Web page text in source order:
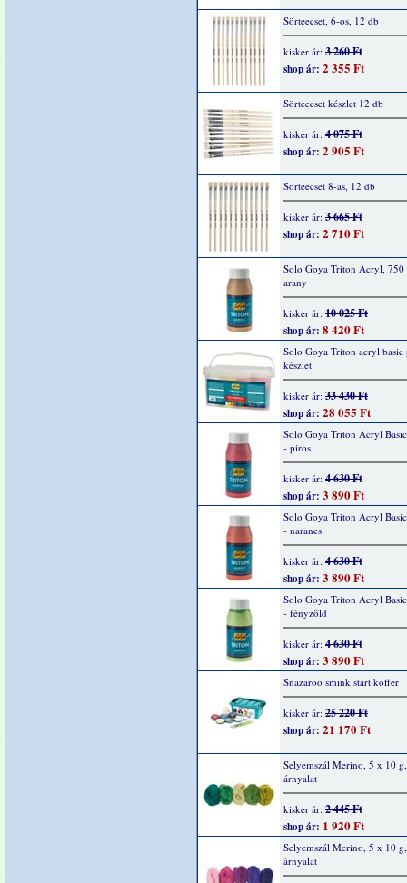
Sörteecset, 6-os, 12 db
kisker ár: 3 260 Ft
shop ár: 2 355 Ft
Sörteecset készlet 12 db
kisker ár: 4 075 Ft
shop ár: 2 905 Ft
Sörteecset 8-as, 12 db
kisker ár: 3 665 Ft
shop ár: 2 710 Ft
Solo Goya Triton Acryl, 750
arany
kisker ár: 10 025 Ft
shop ár: 8 420 Ft
Solo Goya Triton acryl basic
készlet
kisker ár: 33 430 Ft
shop ár: 28 055 Ft
Solo Goya Triton Acryl
- piros
kisker ár: 4 630 Ft
shop ár: 3 890 Ft
Solo Goya Triton Acryl
- narancs
kisker ár: 4 630 Ft
shop ár: 3 890 Ft
Solo Goya Triton Acryl
- fényzöld
kisker ár: 4 630 Ft
shop ár: 3 890 Ft
Snazaroo smink start koffer
kisker ár: 25 220 Ft
shop ár: 21 170 Ft
Selyemszál Merino, 5 x 10
árnyalat
kisker ár: 2 445 Ft
shop ár: 1 920 Ft
Selyemszál Merino, 5 x 10
árnyalat